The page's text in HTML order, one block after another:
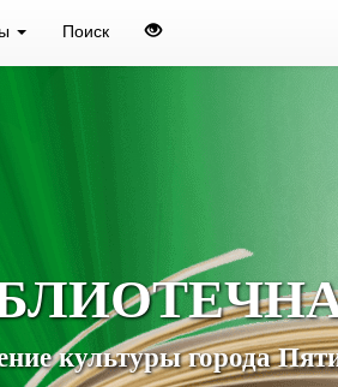
Поиск
культуры города